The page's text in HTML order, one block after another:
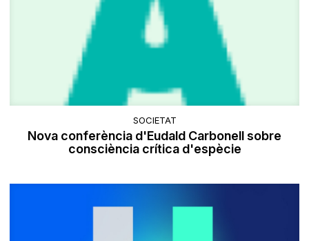
SOCIETAT
Nova conferència d'Eudald Carbonell sobre
consciència crítica d'espècie